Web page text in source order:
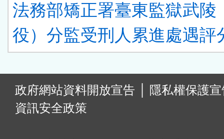
法務部矯正署臺東監獄武陵
役）分監受刑人累進處遇評
政府網站資料開放宣告
隱私權保護
資訊安全政策